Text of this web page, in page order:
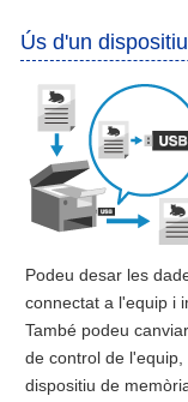
Ús d'un
Podeu desar les
connectat a l'equip i
També podeu
de control de
dispositiu de